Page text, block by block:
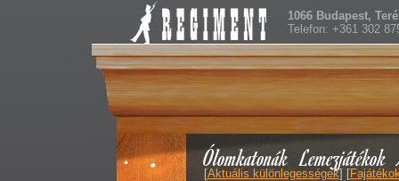
Ólomkatonák Lemezjátékok
1066 Budapest,
Telefon: +361 302
[Aktuális különlegességek] [